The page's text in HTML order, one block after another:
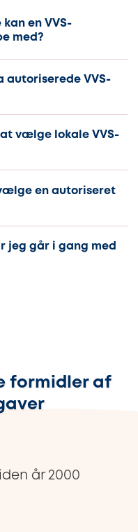
en VVS-
med?
autoriserede VVS-
vælge lokale VVS-
en autoriseret
jeg går i gang med
formidler af
år 2000